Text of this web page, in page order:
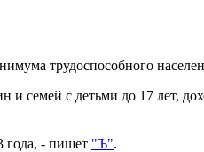
трудоспособного
семей с детьми до 17 лет,
года, - пишет "Ъ".